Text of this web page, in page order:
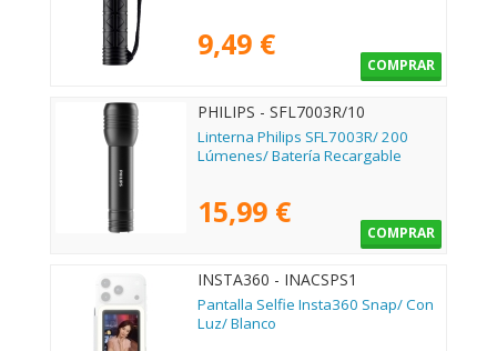
9,49 €
COMPRAR
PHILIPS - SFL7003R/10
Linterna Philips SFL7003R/ 200
Lúmenes/ Batería Recargable
15,99 €
COMPRAR
INSTA360 - INACSPS1
Pantalla Selfie Insta360 Snap/ Con
Luz/ Blanco